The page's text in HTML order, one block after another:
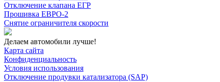
Отключение клапана ЕГР
Прошивка ЕВРО-2
Снятие ограничителя скорости
Делаем автомобили лучше!
Карта сайта
Конфиденциальность
Условия использования
Отключение продувки катализатора (SAP)